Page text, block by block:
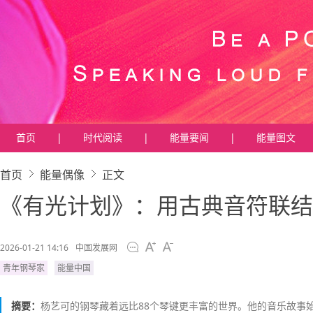
首页 | 时代阅读 | 能量要闻 | 能量图文
首页 能量偶像 正文
《有光计划》：用古典音符
2026-01-21 14:16
中国发展网
青年钢琴家
能量中国
摘要： 杨艺可的钢琴藏着远比88个琴键更丰富的世界。他的音乐故事